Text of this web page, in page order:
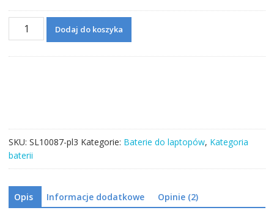
Bateria
0
Dodaj do koszyka
SKU: SL10087-pl3 Kategorie: Baterie do laptopów, Kategoria
baterii
Opis Informacje dodatkowe Opinie (2)